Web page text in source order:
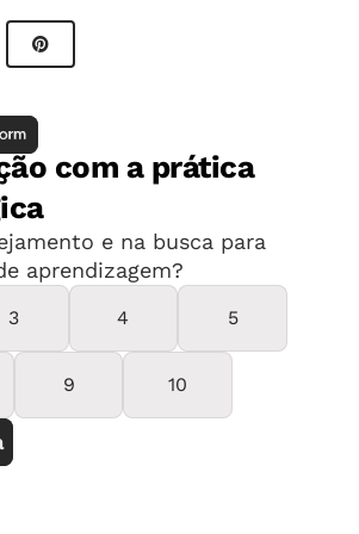
da atividade
dos relatos de experimento científico
Relatórios de observação e pesquisa
adequação do texto às normas de
Recomendamos o uso deste plano em